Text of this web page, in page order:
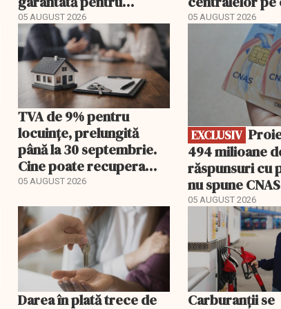
carburant și transport
05 AUGUST 2026
poate costa
peste un
05 AUGUST 2026
TVA de 9% pentru
locuințe, prelungită
până la 30 septembrie.
Cine poate recupera
diferența de taxă
05 AUGUST 2026
EXCLUSIV
EXCLUSIV Proiect de
494 milioane
răspunsuri cu
nu spune
noul PIAS
05 AUGUST 2026
Darea în plată trece de
Carburanții se